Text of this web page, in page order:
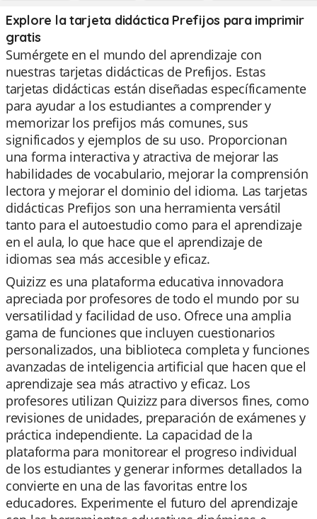
Explore la tarjeta didáctica Prefijos para imprimir
gratis
Sumérgete en el mundo del aprendizaje con
nuestras tarjetas didácticas de Prefijos. Estas
tarjetas didácticas están diseñadas específicamente
para ayudar a los estudiantes a comprender y
memorizar los prefijos más comunes, sus
significados y ejemplos de su uso. Proporcionan
una forma interactiva y atractiva de mejorar las
habilidades de vocabulario, mejorar la comprensión
lectora y mejorar el dominio del idioma. Las tarjetas
didácticas Prefijos son una herramienta versátil
tanto para el autoestudio como para el aprendizaje
en el aula, lo que hace que el aprendizaje de
idiomas sea más accesible y eficaz.
Quizizz es una plataforma educativa innovadora
apreciada por profesores de todo el mundo por su
versatilidad y facilidad de uso. Ofrece una amplia
gama de funciones que incluyen cuestionarios
personalizados, una biblioteca completa y funciones
avanzadas de inteligencia artificial que hacen que el
aprendizaje sea más atractivo y eficaz. Los
profesores utilizan Quizizz para diversos fines, como
revisiones de unidades, preparación de exámenes y
práctica independiente. La capacidad de la
plataforma para monitorear el progreso individual
de los estudiantes y generar informes detallados la
convierte en una de las favoritas entre los
educadores. Experimente el futuro del aprendizaje